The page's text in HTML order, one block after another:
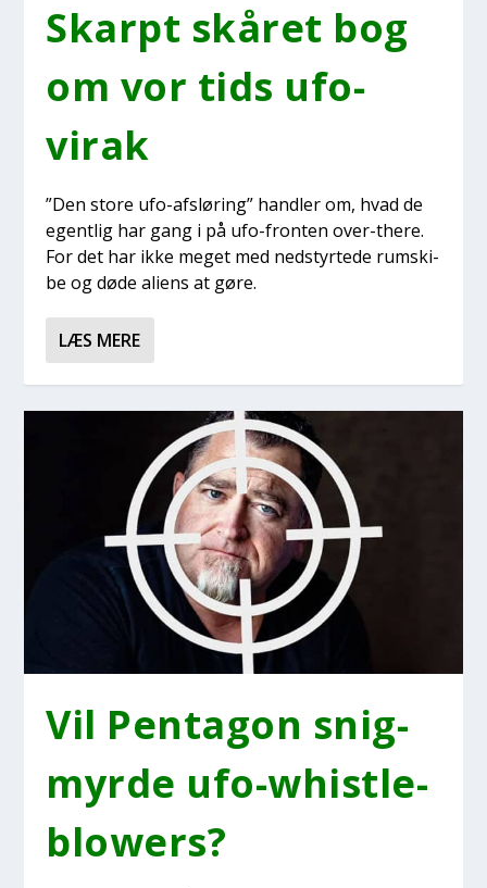
Skar­pt skå­ret bog
om vor tids ufo-
virak
”Den sto­re ufo-afslø­ring” hand­ler om, hvad de
egent­lig har gang i på ufo-fron­ten over-the­re.
For det har ikke meget med nedstyr­te­de rum­ski­
be og døde ali­ens at gøre.
LÆS MERE
Vil Pen­ta­gon snig­
myr­de ufo-whi­st­le­
blowers?